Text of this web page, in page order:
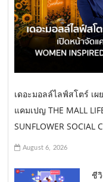
เดอะมอลล์ไลฟ์สโตร์ เ
แคมเปญ THE MALL
SUNFLOWER SOCIAL
August 6, 2026
ชี